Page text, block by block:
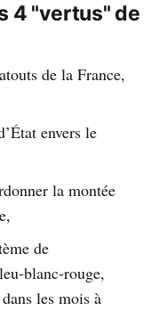
4 "vertus" de
de la France,
envers le
la montée
de
blanc-rouge,
les mois à